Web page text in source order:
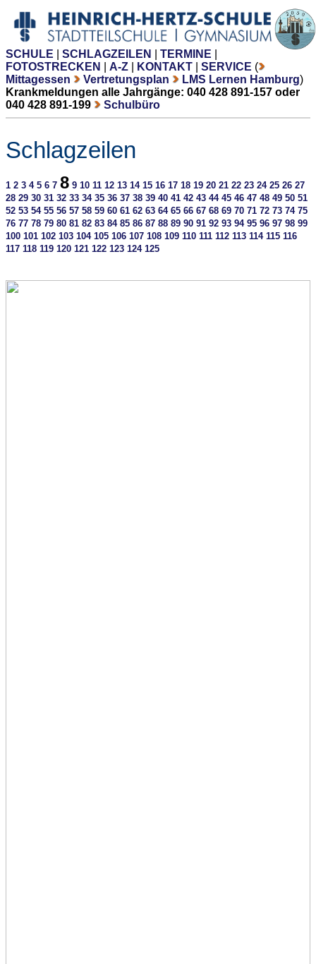
SCHULE SCHLAGZEILEN TERMINE
FOTOSTRECKEN
A-Z KONTAKT SERVICE (
Mittagessen
Vertretungsplan LMS Lernen Hamburg)
Krankmeldungen alle Jahrgänge: 040 428 891-157 oder
040 428 891-199
Schulbüro
Schlagzeilen
1 2 3 4 5 6 7 8 9 10 11 12 13 14 15 16 17 18 19 20 21 22 23 24 25 26 27
28 29 30 31 32 33 34 35 36 37 38 39 40 41 42 43 44 45 46 47 48 49 50 51
52 53 54 55 56 57 58 59 60 61 62 63 64 65 66 67 68 69 70 71 72 73 74 75
76 77 78 79 80 81 82 83 84 85 86 87 88 89 90 91 92 93 94 95 96 97 98 99
100 101 102 103 104 105 106 107 108 109 110 111 112 113 114 115 116
117 118 119 120 121 122 123 124 125